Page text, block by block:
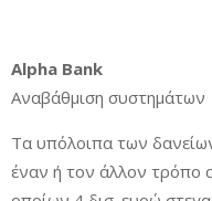
Alpha Bank
Αναβάθμιση συστημάτων
Τα υπόλοιπα των
έναν ή τον άλλον τρόπο